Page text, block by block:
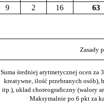
9 2 16 63
Zasady
Suma średniej arytmetycznej ocen za
kreatywne, ilość przebranych osób),
itp.), układ choreograficzny (walory
Maksymalnie po 6 pkt za